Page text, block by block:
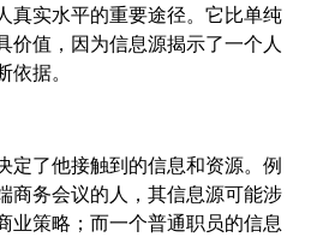
真实水平的重要途径。它比单纯
价值，因为信息源揭示了一个人
据。
定了他接触到的信息和资源。例
商务会议的人，其信息源可能涉
业策略；而一个普通职员的信息